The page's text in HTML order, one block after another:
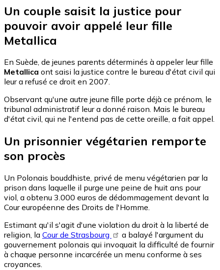
Un couple saisit la justice pour
pouvoir avoir appelé leur fille
Metallica
En Suède, de jeunes parents déterminés à appeler leur fille
Metallica ont saisi la justice contre le bureau d'état civil qui
leur a refusé ce droit en 2007.
Observant qu'une autre jeune fille porte déjà ce prénom, le
tribunal administratif leur a donné raison. Mais le bureau
d'état civil, qui ne l'entend pas de cette oreille, a fait appel.
Un prisonnier végétarien remporte
son procès
Un Polonais bouddhiste, privé de menu végétarien par la
prison dans laquelle il purge une peine de huit ans pour
viol, a obtenu 3.000 euros de dédommagement devant la
Cour européenne des Droits de l'Homme.
Estimant qu'il s'agit d'une violation du droit à la liberté de
religion, la Cour de Strasbourg
a balayé l'argument du
gouvernement polonais qui invoquait la difficulté de fournir
à chaque personne incarcérée un menu conforme à ses
croyances.